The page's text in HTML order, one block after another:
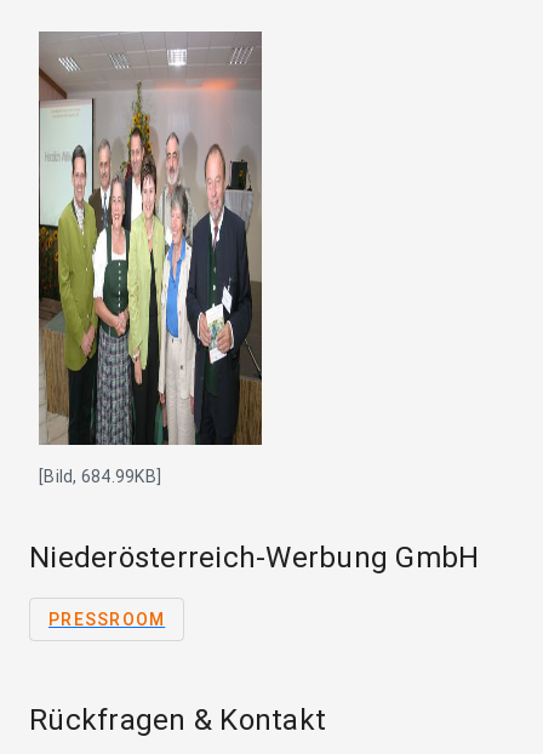
[Bild, 684.99KB]
Niederösterreich-Werbung GmbH
PRESSROOM
Rückfragen & Kontakt